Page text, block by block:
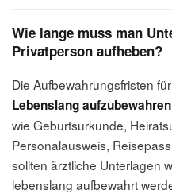
Wie lange muss man
Privatperson aufheben?
Die Aufbewahrungsfristen
Lebenslang aufzubewahren
wie Geburtsurkunde,
Personalausweis,
sollten ärztliche Unterlagen
lebenslang aufbewahrt